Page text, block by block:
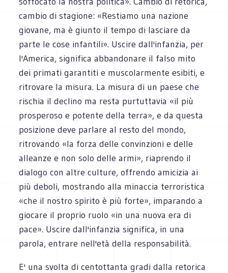
cambio di stagione: «Restiamo una nazione
giovane, ma è giunto il tempo di lasciare da
parte le cose infantili». Uscire dall'infanzia, per
l'America, significa abbandonare il falso mito
dei primati garantiti e muscolarmente esibiti, e
ritrovare la misura. La misura di un paese che
rischia il declino ma resta purtuttavia «il più
prosperoso e potente della terra», e da questa
posizione deve parlare al resto del mondo,
ritrovando «la forza delle convinzioni e delle
alleanze e non solo delle armi», riaprendo il
dialogo con altre culture, offrendo amicizia ai
più deboli, mostrando alla minaccia terroristica
«che il nostro spirito è più forte», imparando a
giocare il proprio ruolo «in una nuova era di
pace». Uscire dall'infanzia significa, in una
parola, entrare nell'età della responsabilità.
E' una svolta di centottanta gradi dalla retorica